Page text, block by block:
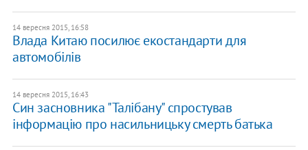
14 вересня 2015, 16:58
Влада Китаю посилює екостандарти для
автомобілів
14 вересня 2015, 16:43
Син засновника "Талібану" спростував
інформацію про насильницьку смерть батька